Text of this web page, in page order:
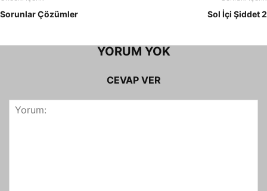
Sorunlar Çözümler Sol İçi Şiddet 2
YORUM YOK
CEVAP VER